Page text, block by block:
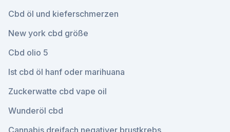
Cbd öl und kieferschmerzen
New york cbd größe
Cbd olio 5
Ist cbd öl hanf oder marihuana
Zuckerwatte cbd vape oil
Wunderöl cbd
Cannabis dreifach negativer brustkrebs